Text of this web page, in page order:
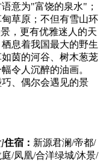
意为"富饶的泉水"；
草原；不但有雪山环
，更有优雅迷人的天
息着我国最大的野生
茵的河谷、树木葱茏
令人沉醉的油画。
巧、偶尔会遇见的景
住宿： 新源君澜/帝都/
/凤凰/合洋绿城/沐景/